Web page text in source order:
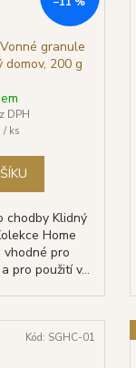
granule
domov, 200 g
DPH
/ ks
chodby Klidný
Home
vhodné pro
pro použití v...
Kód: SGHC-01